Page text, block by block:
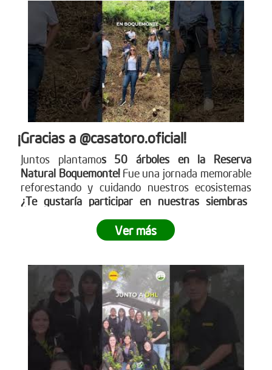
¡Gracias a @casatoro.oficial!
Juntos plantamos 50 árboles en la Reserva
Natural Boquemonte!Fue una jornada memorable
reforestando y cuidando nuestros ecosistemas
¿Te gustaría participar en nuestras siembras
¡Unámonos por un futuro más verde!
Ver más